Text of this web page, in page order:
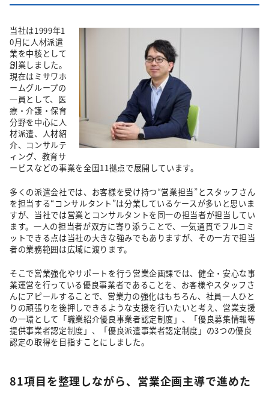
当社は1999年1
0月に人材派遣
業を中核として
創業しました。
現在はミサワホ
ームグループの
一員として、医
療・介護・保育
分野を中心に人
材派遣、人材紹
介、コンサルテ
ィング、教育サ
ービスなどの事業を全国11拠点で展開しています。
多くの派遣会社では、お客様を受け持つ“営業担当”とスタッフさん
を担当する“コンサルタント”は分業しているケースが多いと思いま
すが、当社では営業とコンサルタントを同一の担当者が担当してい
ます。一人の担当者が双方に寄り添うことで、一気通貫でフルコミ
ットできる点は当社の大きな強みでもありますが、その一方で担当
者の業務範囲は広域に渡ります。
そこで営業強化やサポートを行う営業企画課では、健全・安心な事
業運営を行っている優良事業者であることを、お客様やスタッフさ
んにアピールすることで、営業力の強化はもちろん、社員一人ひと
りの頑張りを後押しできるような支援を行いたいと考え、営業支援
の一環として「職業紹介優良事業者認定制度」、「優良募集情報等
提供事業者認定制度」、「優良派遣事業者認定制度」の3つの優良
認定の取得を目指すことにしました。
81項目を整理しながら、営業企画主導で進めた